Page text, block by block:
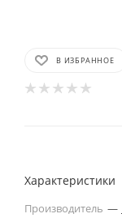
В ИЗБРАННОЕ
Характеристики
Производитель —